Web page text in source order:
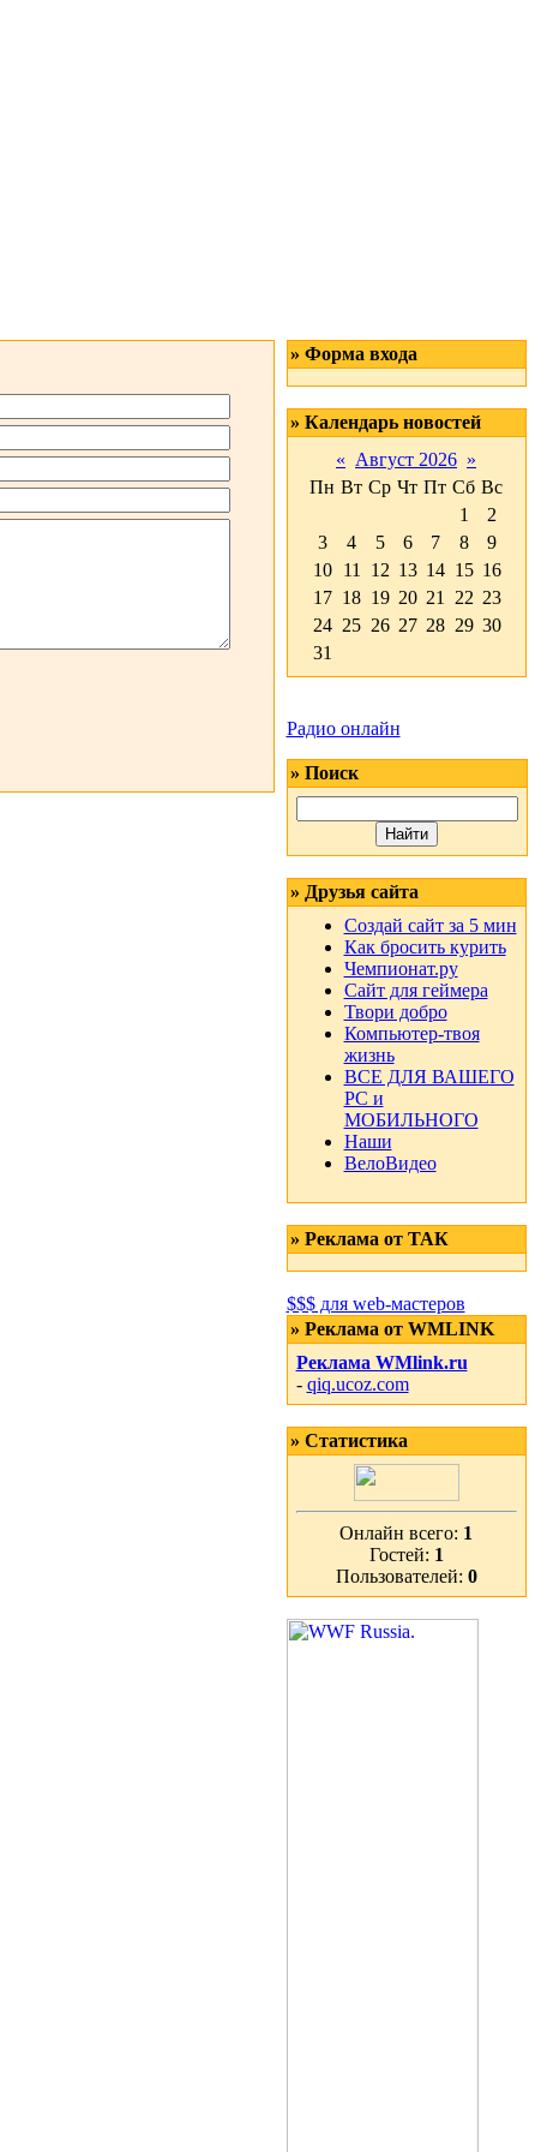
» Форма входа
» Календарь новостей
« Август 2026 »
Пн Вт Ср Чт Пт Сб Вс
1
2
3
4 5 6 7 8
9
10
11 12 13 14 15 16
17 18 19 20 21 22 23
24 25 26 27 28 29 30
31
Радио онлайн
» Поиск
» Друзья сайта
Создай сайт за 5 мин
Как бросить курить
Чемпионат.ру
Сайт для геймера
Твори добро
Компьютер-твоя
жизнь
ВСЕ ДЛЯ ВАШЕГО
РС и
МОБИЛЬНОГО
Наши
ВелоВидео
» Реклама от ТАК
$$$ для web-мастеров
» Реклама от WMLINK
Реклама WMlink.ru
- qiq.ucoz.com
» Статистика
Онлайн всего: 1
Гостей: 1
Пользователей: 0